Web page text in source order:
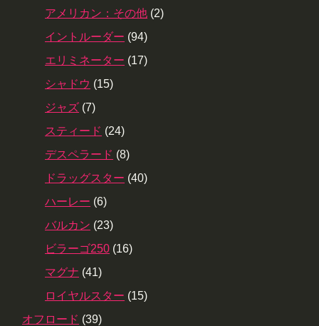
アメリカン：その他 (2)
イントルーダー (94)
エリミネーター (17)
シャドウ (15)
ジャズ (7)
スティード (24)
デスペラード (8)
ドラッグスター (40)
ハーレー (6)
バルカン (23)
ビラーゴ250 (16)
マグナ (41)
ロイヤルスター (15)
オフロード (39)